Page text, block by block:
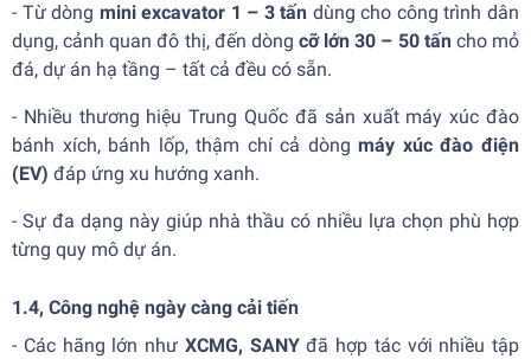
- Từ dòng mini excavator 1 – 3 tấn dùng cho công trình dân
dụng, cảnh quan đô thị, đến dòng cỡ lớn 30 – 50 tấncho mỏ
đá, dự án hạ tầng – tất cả đều có sẵn.
- Nhiều thương hiệu Trung Quốc đã sản xuất máy xúc đào
bánh xích, bánh lốp, thậm chí cả dòngmáy xúc đào điện
(EV) đáp ứng xu hướng xanh.
- Sự đa dạng này giúp nhà thầu có nhiều lựa chọn phù hợp
từng quy mô dự án.
1.4, Công nghệ ngày càng cải tiến
- Các hãng lớn như XCMG, SANYđã hợp tác với nhiều tập